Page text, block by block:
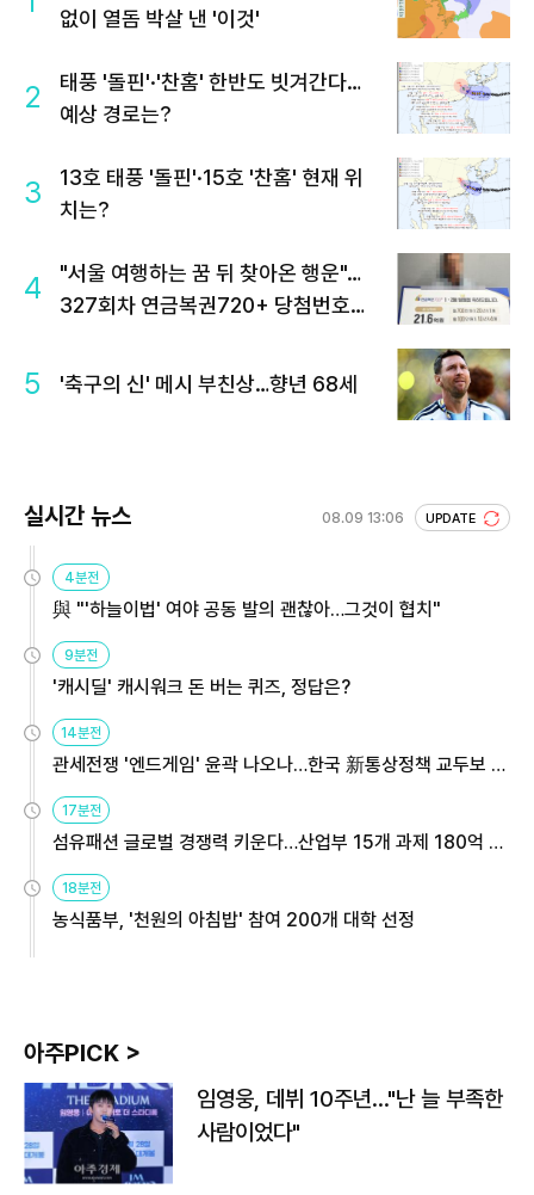
없이 열돔 박살 낸 '이것'
2
태풍 '돌핀'·'찬홈' 한반도 빗겨간다…
예상 경로는?
3
13호 태풍 '돌핀'·15호 '찬홈' 현재 위
치는?
4
"서울 여행하는 꿈 뒤 찾아온 행운"…
327회차 연금복권720+ 당첨번호조
5 '축구의 신' 메시 부친상…향년 68세
실시간 뉴스 08.09 13:06 UPDATE
4분전
與 "'하늘이법' 여야 공동 발의 괜찮아…그것이 협치"
9분전
'캐시딜' 캐시워크 돈 버는 퀴즈, 정답은?
14분전
관세전쟁 '엔드게임' 윤곽 나오나…한국 新통상정책 교두보 활
17분전
섬유패션 글로벌 경쟁력 키운다…산업부 15개 과제 180억 지
18분전
농식품부, '천원의 아침밥' 참여 200개 대학 선정
아주PICK >
임영웅, 데뷔 10주년…"난 늘 부족한
사람이었다"